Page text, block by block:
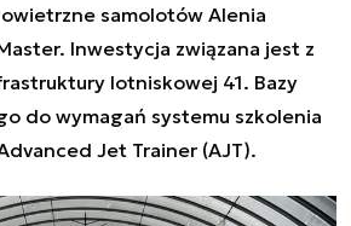
samolotów Alenia
Inwestycja związana jest z
lotniskowej 41. Bazy
do wymagań systemu szkolenia
Jet Trainer (AJT).